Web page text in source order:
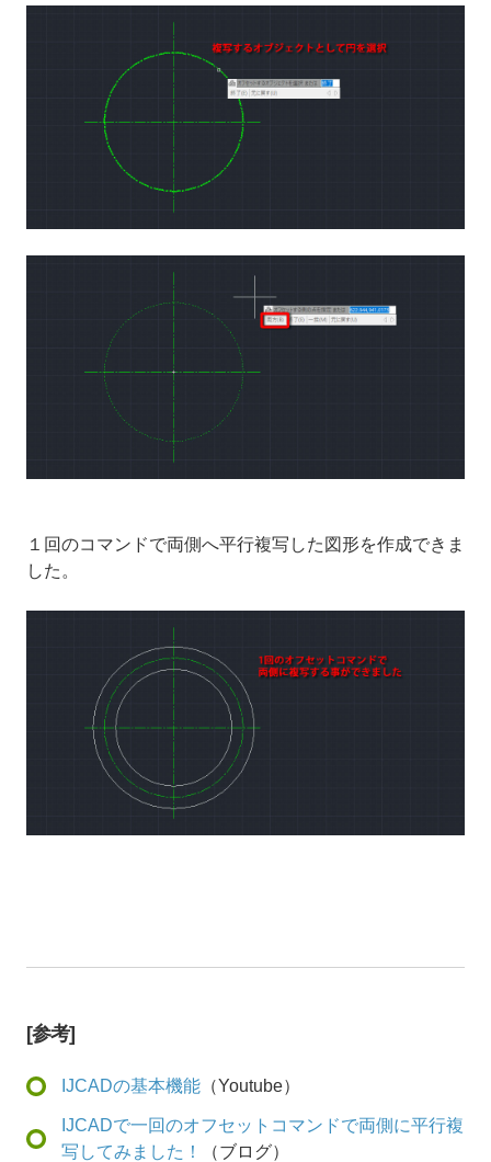
１回のコマンドで両側へ平行複写した図形を作成できま
した。
[参考]
IJCADの基本機能 （Youtube）
IJCADで一回のオフセットコマンドで両側に平行複
写してみました！
（ブログ）